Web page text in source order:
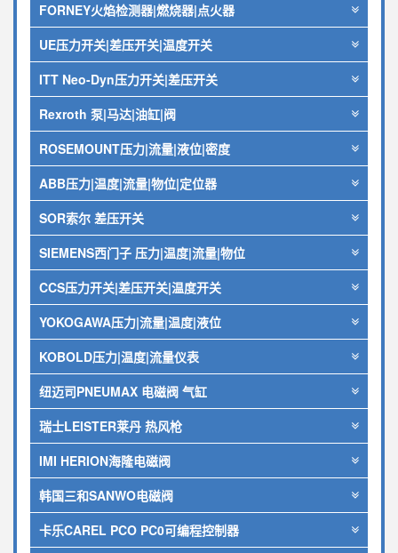
FORNEY火焰检测器|燃烧器|点火器
UE压力开关|差压开关|温度开关
ITT Neo-Dyn压力开关|差压开关
Rexroth 泵|马达|油缸|阀
ROSEMOUNT压力|流量|液位|密度
ABB压力|温度|流量|物位|定位器
SOR索尔 差压开关
SIEMENS西门子 压力|温度|流量|物位
CCS压力开关|差压开关|温度开关
YOKOGAWA压力|流量|温度|液位
KOBOLD压力|温度|流量仪表
纽迈司PNEUMAX 电磁阀 气缸
瑞士LEISTER莱丹 热风枪
IMI HERION海隆电磁阀
韩国三和SANWO电磁阀
卡乐CAREL PCO PC0可编程控制器